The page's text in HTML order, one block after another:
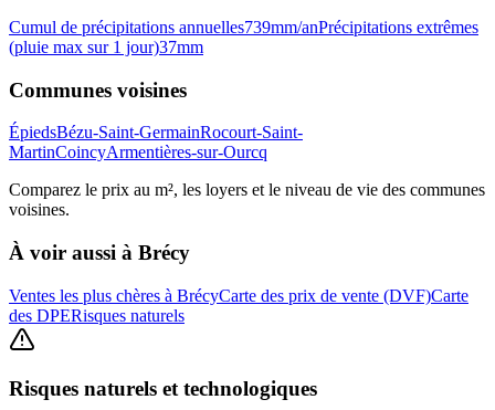
Cumul de précipitations annuelles739mm/anPrécipitations extrêmes
(pluie max sur 1 jour)37mm
Communes voisines
ÉpiedsBézu-Saint-GermainRocourt-Saint-
MartinCoincyArmentières-sur-Ourcq
Comparez le prix au m², les loyers et le niveau de vie des communes
voisines.
À voir aussi à Brécy
Ventes les plus chères à BrécyCarte des prix de vente (DVF)Carte
des DPERisques naturels
Risques naturels et technologiques